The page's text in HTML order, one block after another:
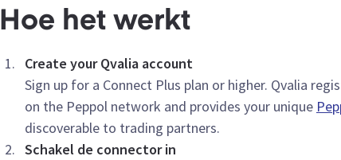
Hoe het werkt
Create your Qvalia account
Sign up for a Connect Plus plan or higher. Qvalia
on the Peppol network and provides your unique
discoverable to trading partners.
Schakel de connector in